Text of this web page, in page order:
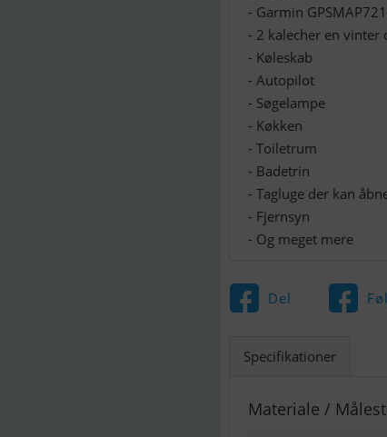
- Garmin
- 2 kalecher en vinter
- Køleskab
- Autopilot
- Søgelampe
- Køkken
- Toiletrum
- Badetrin
- Tagluge der kan
- Fjernsyn
- Og meget mere
Del
Specifikationer
Materiale /